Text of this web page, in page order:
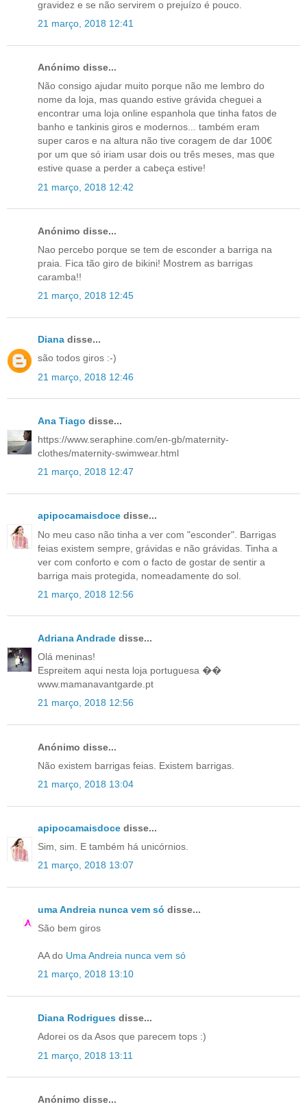
gravidez e se não servirem o prejuízo é pouco.
21 março, 2018 12:41
Anónimo disse...
Não consigo ajudar muito porque não me lembro do
nome da loja, mas quando estive grávida cheguei a
encontrar uma loja online espanhola que tinha fatos de
banho e tankinis giros e modernos... também eram
super caros e na altura não tive coragem de dar 100€
por um que só iriam usar dois ou três meses, mas que
estive quase a perder a cabeça estive!
21 março, 2018 12:42
Anónimo disse...
Nao percebo porque se tem de esconder a barriga na
praia. Fica tão giro de bikini! Mostrem as barrigas
caramba!!
21 março, 2018 12:45
Diana disse...
são todos giros :-)
21 março, 2018 12:46
Ana Tiago disse...
https://www.seraphine.com/en-gb/maternity-
clothes/maternity-swimwear.html
21 março, 2018 12:47
apipocamaisdoce disse...
No meu caso não tinha a ver com "esconder". Barrigas
feias existem sempre, grávidas e não grávidas. Tinha a
ver com conforto e com o facto de gostar de sentir a
barriga mais protegida, nomeadamente do sol.
21 março, 2018 12:56
Adriana Andrade disse...
Olá meninas!
Espreitem aqui nesta loja portuguesa ��
www.mamanavantgarde.pt
21 março, 2018 12:56
Anónimo disse...
Não existem barrigas feias. Existem barrigas.
21 março, 2018 13:04
apipocamaisdoce disse...
Sim, sim. E também há unicórnios.
21 março, 2018 13:07
uma Andreia nunca vem só disse...
São bem giros
AA do Uma Andreia nunca vem só
21 março, 2018 13:10
Diana Rodrigues disse...
Adorei os da Asos que parecem tops :)
21 março, 2018 13:11
Anónimo disse...